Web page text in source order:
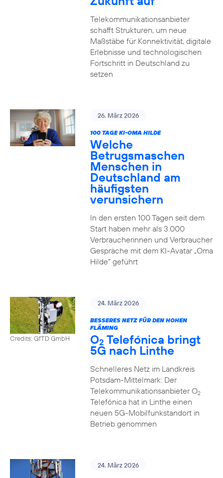
Telekommunikationsanbieter
schafft Strukturen, um neue
Maßstäbe für Konnektivität, digitale
Erlebnisse und technologischen
Fortschritt in Deutschland zu
setzen
26. März 2026
100 TAGE KI-OMA HILDE
Welche
Betrugsmaschen
Menschen in
Deutschland am
häufigsten
verunsichern
In den ersten 100 Tagen seit dem
Start haben mehr als 3.000
Verbraucherinnen und Verbraucher
Gespräche mit dem KI-Avatar „Oma
Hilde“ geführt
Credits: GfTD GmbH
24. März 2026
BESSERES NETZ FÜR DEN HOHEN
FLÄMING
O2 Telefónica bringt
5G nach Linthe
Schnelleres Netz im Landkreis
Potsdam-Mittelmark: Der
Telekommunikationsanbieter O2
Telefónica hat in Linthe einen
neuen 5G-Mobilfunkstandort in
Betrieb genommen
24. März 2026